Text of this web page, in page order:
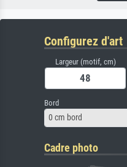
Configurez d'art
Largeur (motif, cm)
Bord
0 cm bord
Cadre photo